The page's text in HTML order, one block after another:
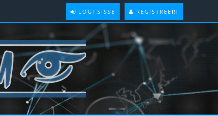
LOGI SISSE REGISTREERI